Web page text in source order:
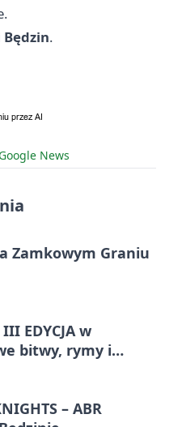
.
Google News
Zamkowym Graniu
EDYCJA w
bitwy, rymy i
– ABR